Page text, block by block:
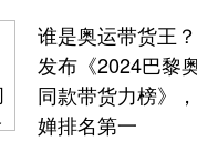
谁是奥运带货王
发布《2024巴黎
同款带货力榜》
婵排名第一